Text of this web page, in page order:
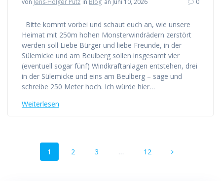
Bitte kommt vorbei und schaut euch an, wie unsere
Heimat mit 250m hohen Monsterwindrädern zerstört
werden soll Liebe Bürger und liebe Freunde, in der
Sülemicke und am Beulberg sollen insgesamt vier
(eventuell sogar fünf) Windkraftanlagen entstehen, drei
in der Sülemicke und eins am Beulberg – sage und
schreibe 250 Meter hoch. Ich würde hier…
Weiterlesen
Beitragsnavigation
Seite
1 Seite
2 Seite
3 … Seite
12